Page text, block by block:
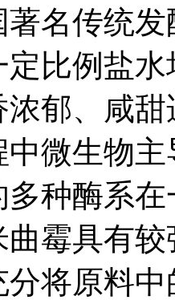
名传统
定比例盐
郁、咸
微生物
种酶系
曲霉具有
将原料